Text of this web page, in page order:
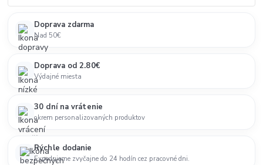
Doprava zdarma
Nad 50€
Doprava od 2.80€
Výdajné miesta
30 dní na vrátenie
okrem personalizovaných produktov
Rýchle dodanie
Expedujeme zvyčajne do 24 hodín cez pracovné dni.